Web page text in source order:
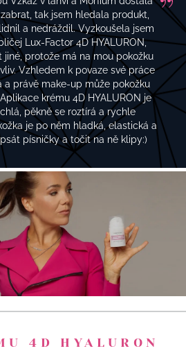
tak jsem hledala produkt,
a nedráždil. Vyzkoušela jsem
Lux-Factor 4D HYALURON,
protože má na mou pokožku
Vzhledem k povaze své práce
a právě make-up může pokožku
krému 4D HYALURON je
pěkně se roztírá a rychle
je po něm hladká, elastická a
písničky a točit na ně klipy:)
4D HYALURON